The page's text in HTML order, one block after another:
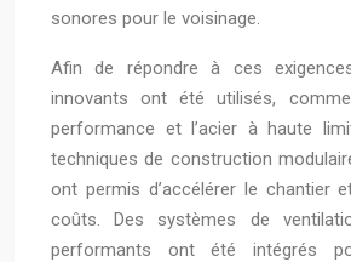
sonores pour le voisinage.
Afin de répondre à ces
innovants ont été utilisés,
performance et l’acier à haute
techniques de construction
ont permis d’accélérer le chantier
coûts. Des systèmes de
performants ont été intégrés